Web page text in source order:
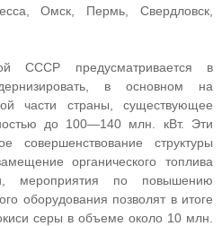
Омск, Пермь, Свердловск,
СССР предусматривается в
в основном на
части страны, существующее
до 100—140 млн. кВт. Эти
структуры
органического топлива
мероприятия по повышению
оборудования позволят в итоге
серы в объеме около 10 млн.